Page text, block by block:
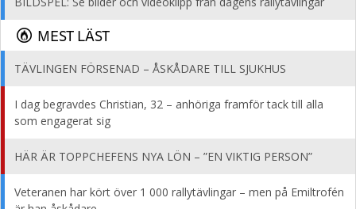
MEST LÄST
TÄVLINGEN FÖRSENAD – ÅSKÅDARE TILL SJUKHUS
I dag begravdes Christian, 32 – anhöriga framför tack till alla
som engagerat sig
HÄR ÄR TOPPCHEFENS NYA LÖN – ”EN VIKTIG PERSON”
Veteranen har kört över 1 000 rallytävlingar – men på Emiltrofén